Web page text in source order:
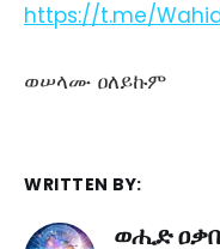
https://t.me/
ወሠላሙ ዐለይኩም
WRITTEN BY:
ወሒድ